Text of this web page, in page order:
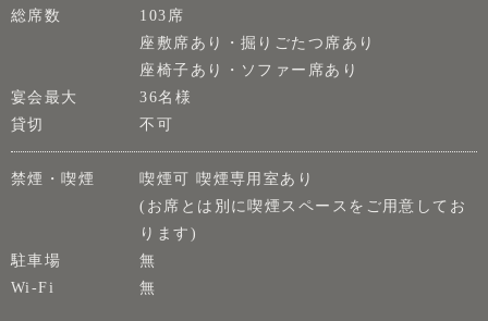
総席数
103席
座敷席あり・掘りごたつ席あり
座椅子あり・ソファー席あり
宴会最大
36名様
貸切
不可
禁煙・喫煙
喫煙可 喫煙専用室あり
(お席とは別に喫煙スペースをご用意してお
ります)
駐車場
無
Wi-Fi
無